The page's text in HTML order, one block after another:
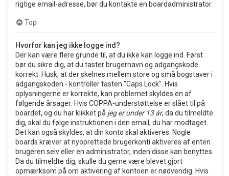
rigtige email-adresse, bør du kontakte en boardadministrator.
Top
Hvorfor kan jeg ikke logge ind?
Der kan være flere grunde til, at du ikke kan logge ind. Først
bør du sikre dig, at du taster brugernavn og adgangskode
korrekt. Husk, at der skelnes mellem store og små bogstaver i
adgangskoden - kontroller tasten "Caps Lock". Hvis
oplysningerne er korrekte, kan problemet skyldes en af
følgende årsager: Hvis COPPA-understøttelse er slået til på
boardet, og du har klikket på jeg er under 13 år, da du tilmeldte
dig, skal du følge instruktionen i den email, du har modtaget.
Det kan også skyldes, at din konto skal aktiveres. Nogle
boards kræver at nyoprettede brugerkonti aktiveres af enten
brugeren selv eller en administrator, inden disse kan benyttes.
Da du tilmeldte dig, skulle du gerne være blevet gjort
opmærksom på om aktivering af kontoen er nødvendig. Hvis